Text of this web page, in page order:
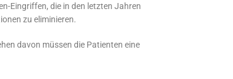
Eingriffen, die in den letzten Jahren
zu eliminieren.
davon müssen die Patienten eine